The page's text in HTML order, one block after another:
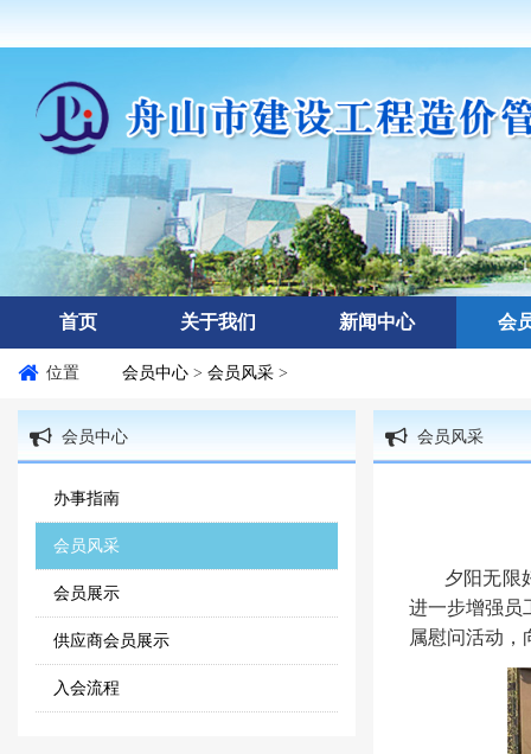
首页 关于我们 新闻中心 会
位置 会员中心 > 会员风采 >
会员中心
办事指南
会员风采
会员展示
供应商会员展示
入会流程
会员风采
夕阳无限好
进一步增强员
属慰问活动，